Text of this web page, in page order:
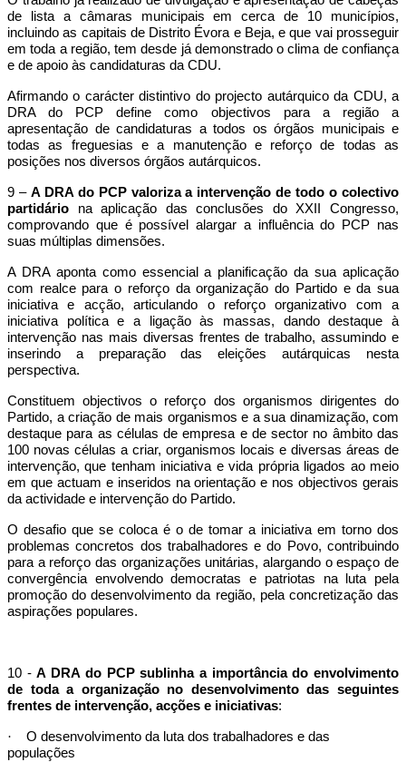
de lista a câmaras municipais em cerca de 10 municípios,
incluindo as capitais de Distrito Évora e Beja, e que vai prosseguir
em toda a região, tem desde já demonstrado o clima de confiança
e de apoio às candidaturas da CDU.
Afirmando o carácter distintivo do projecto autárquico da CDU, a
DRA do PCP define como objectivos para a região a
apresentação de candidaturas a todos os órgãos municipais e
todas as freguesias e a manutenção e reforço de todas as
posições nos diversos órgãos autárquicos.
9 – A DRA do PCP valoriza a intervenção de todo o colectivo
partidário na aplicação das conclusões do XXII Congresso,
comprovando que é possível alargar a influência do PCP nas
suas múltiplas dimensões.
A DRA aponta como essencial a planificação da sua aplicação
com realce para o reforço da organização do Partido e da sua
iniciativa e acção, articulando o reforço organizativo com a
iniciativa política e a ligação às massas, dando destaque à
intervenção nas mais diversas frentes de trabalho, assumindo e
inserindo a preparação das eleições autárquicas nesta
perspectiva.
Constituem objectivos o reforço dos organismos dirigentes do
Partido, a criação de mais organismos e a sua dinamização, com
destaque para as células de empresa e de sector no âmbito das
100 novas células a criar, organismos locais e diversas áreas de
intervenção, que tenham iniciativa e vida própria ligados ao meio
em que actuam e inseridos na orientação e nos objectivos gerais
da actividade e intervenção do Partido.
O desafio que se coloca é o de tomar a iniciativa em torno dos
problemas concretos dos trabalhadores e do Povo, contribuindo
para a reforço das organizações unitárias, alargando o espaço de
convergência envolvendo democratas e patriotas na luta pela
promoção do desenvolvimento da região, pela concretização das
aspirações populares.
10 -A DRA do PCP sublinha a importância do envolvimento
de toda a organização no desenvolvimento das seguintes
frentes de intervenção, acções e iniciativas:
·
O desenvolvimento da luta dos trabalhadores e das
populações